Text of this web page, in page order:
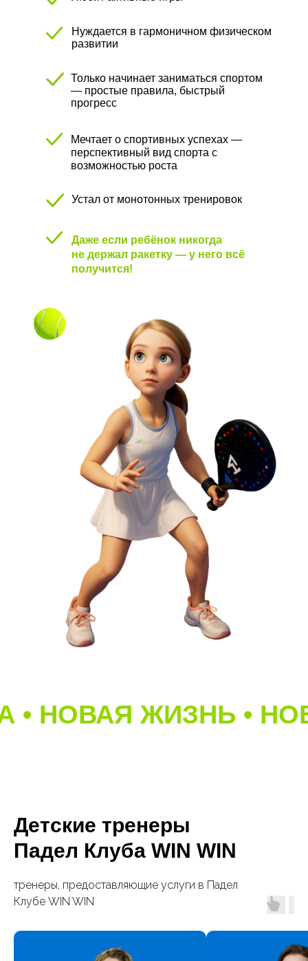
Нуждается в гармоничном физическом
развитии
Только начинает заниматься спортом
— простые правила, быстрый
прогресс
Устал от монотонных тренировок
Даже если ребёнок никогда
не держал ракетку — у него всё
получится!
Мечтает о спортивных успехах —
перспективный вид спорта с
возможностью роста
• НОВАЯ ЖИЗНЬ •
Детские тренеры
Падел Клуба WIN WIN
тренеры, предоставляющие услуги в Падел
Клубе WIN WIN